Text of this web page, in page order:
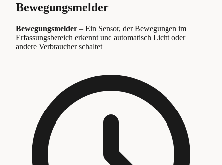
Bewegungsmelder
Bewegungsmelder – Ein Sensor, der Bewegungen im
Erfassungsbereich erkennt und automatisch Licht oder
andere Verbraucher schaltet